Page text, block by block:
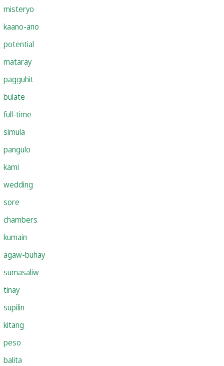
misteryo
kaano-ano
potential
mataray
pagguhit
bulate
full-time
simula
pangulo
kami
wedding
sore
chambers
kumain
agaw-buhay
sumasaliw
tinay
supilin
kitang
peso
balita